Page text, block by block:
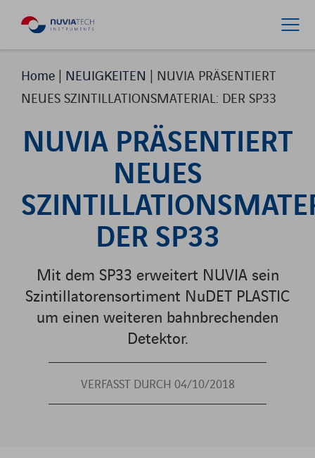
Home | NEUIGKEITEN | NUVIA PRÄSENTIERT
NEUES SZINTILLATIONSMATERIAL: DER SP33
NUVIA PRÄSENTIERT
NEUES
DER SP33
Mit dem SP33 erweitert NUVIA sein
Szintillatorensortiment NuDET PLASTIC
um einen weiteren bahnbrechenden
Detektor.
VERFASST DURCH 04/10/2018